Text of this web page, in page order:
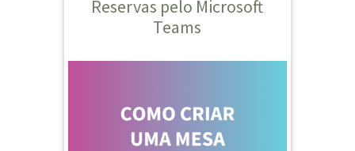
Reservas pelo Microsoft
Teams